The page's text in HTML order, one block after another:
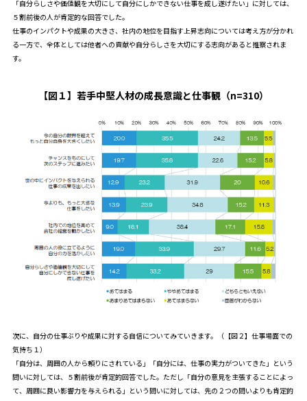
「自分らしさや価値観を大切にして自分にしかできない仕事を成し遂げたい」に対しては、
５割前後の人が肯定的な回答でした。
仕事のインパクトや成果の大きさ、社内の地位を目指す上昇志向については考え方が分かれ
る一方で、全体としては他者への貢献や自分らしさを大切にする志向があると推察されま
す。
【図１】若手中堅人材の成長意識と仕事観（n=310）
次に、自分の仕事ぶりや成果に対する自信についてみていきます。（【図２】仕事場面での
気持ち１）
「自分は、周囲の人から頼りにされている」「自分には、仕事の実力がついてきた」という
問いに対しては、５割前後が肯定的回答でした。ただし「自分の意見を主張することによっ
て、周囲に良い影響力を与えられる」という問いに対しては、先の２つの問いよりも肯定的